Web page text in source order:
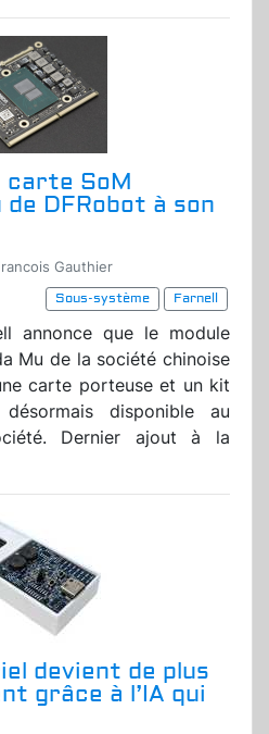
carte SoM
DFRobot à son
Gauthier
Sous-système
Farnell
annonce que le module
Mu de la société chinoise
carte porteuse et un kit
disponible au
Dernier ajout à la
devient de plus
grâce à l’IA qui